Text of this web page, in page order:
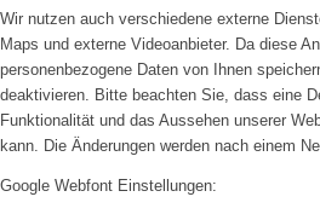
Wir nutzen auch verschiedene externe
Maps und externe Videoanbieter. Da diese
personenbezogene Daten von Ihnen
deaktivieren. Bitte beachten Sie, dass eine
Funktionalität und das Aussehen unserer
kann. Die Änderungen werden nach einem
Google Webfont Einstellungen: